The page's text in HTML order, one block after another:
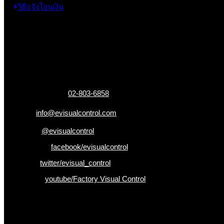
วิธีแจ้งโอนเงิน
02-803-6858
info@evisualcontrol.com
@evisualcontrol
facebook/evisualcontrol
twitter/evisual_control
youtube/Factory Visual Control